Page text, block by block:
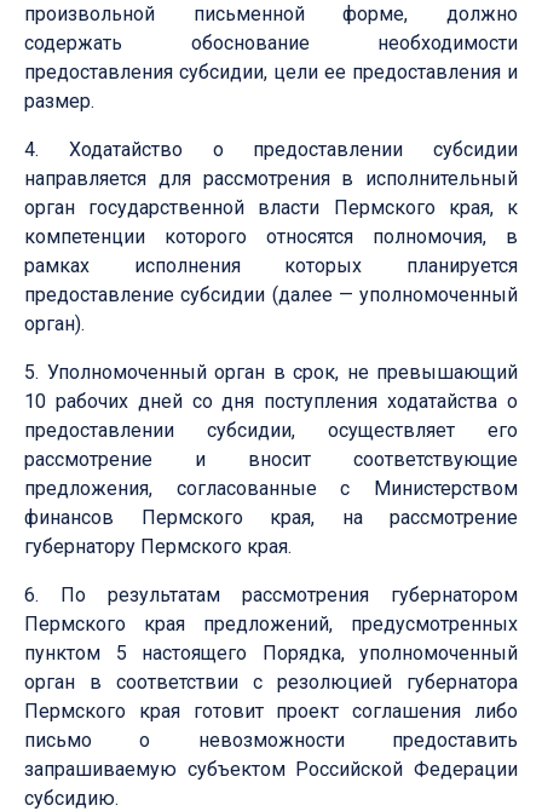
произвольной письменной форме, должно
содержать обоснование необходимости
предоставления субсидии, цели ее предоставления и
размер.
4. Ходатайство о предоставлении субсидии
направляется для рассмотрения в исполнительный
орган государственной власти Пермского края, к
компетенции которого относятся полномочия, в
рамках исполнения которых планируется
предоставление субсидии (далее — уполномоченный
орган).
5. Уполномоченный орган в срок, не превышающий
10 рабочих дней со дня поступления ходатайства о
предоставлении субсидии, осуществляет его
рассмотрение и вносит соответствующие
предложения, согласованные с Министерством
финансов Пермского края, на рассмотрение
губернатору Пермского края.
6. По результатам рассмотрения губернатором
Пермского края предложений, предусмотренных
пунктом 5 настоящего Порядка, уполномоченный
орган в соответствии с резолюцией губернатора
Пермского края готовит проект соглашения либо
письмо о невозможности предоставить
запрашиваемую субъектом Российской Федерации
субсидию.